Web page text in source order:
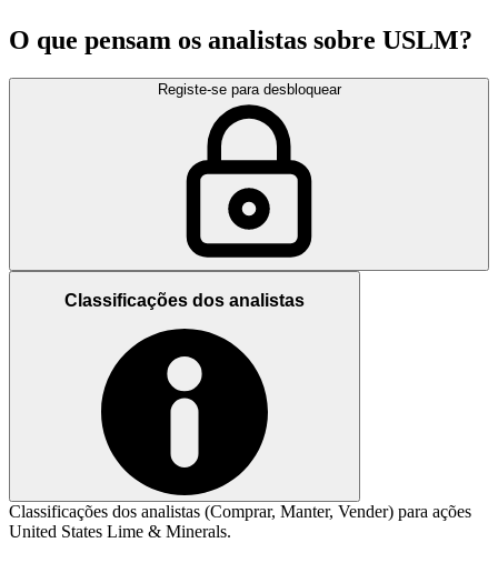
O que pensam os analistas sobre USLM?
Registe-se para desbloquear
Classificações dos analistas
Classificações dos analistas (Comprar, Manter, Vender) para ações
United States Lime & Minerals.